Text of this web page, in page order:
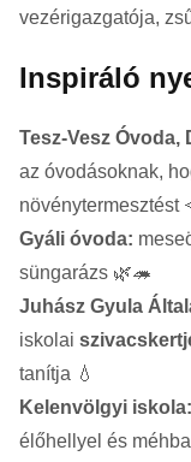
vezérigazgatója,
Inspiráló
Tesz-Vesz Óvoda,
az óvodásoknak,
növénytermesztést
Gyáli óvoda:
süngarázs 🌿🦔
Juhász Gyula
iskolai
tanítja 💧
Kelenvölgyi iskola:
élőhellyel és